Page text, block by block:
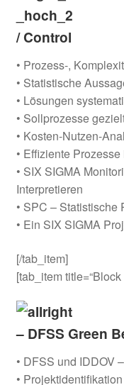
/ Control
• Prozess-,
• Statistische
• Lösungen
• Sollprozesse
• Kosten-Nutzen-
• Effiziente
• SIX SIGMA
Interpretieren
• SPC – Statistische
• Ein SIX SIGMA
[/tab_item]
[tab_item
– DFSS Green
• DFSS und IDDOV
•